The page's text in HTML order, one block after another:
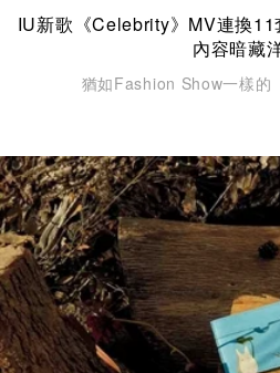
IU新歌《Celebrity》MV連換
內容暗藏
猶如Fashion Show一樣的